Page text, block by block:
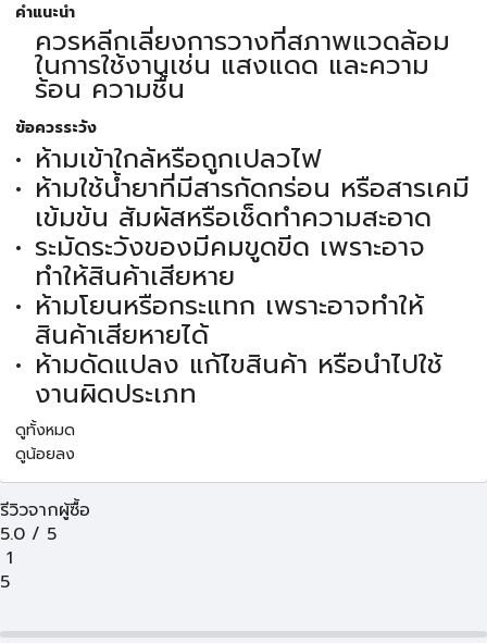
คำแนะนำ
ควรหลีกเลี่ยงการวางที่สภาพแวดล้อม
ในการใช้งานเช่น แสงแดด และความ
ร้อน ความชื้น
ข้อควรระวัง
ห้ามเข้าใกล้หรือถูกเปลวไฟ
ห้ามใช้น้ำยาที่มีสารกัดกร่อน หรือสารเคมี
เข้มข้น สัมผัสหรือเช็ดทำความสะอาด
ระมัดระวังของมีคมขูดขีด เพราะอาจ
ทำให้สินค้าเสียหาย
ห้ามโยนหรือกระแทก เพราะอาจทำให้
สินค้าเสียหายได้
ห้ามดัดแปลง แก้ไขสินค้า หรือนำไปใช้
งานผิดประเภท
ดูทั้งหมด
ดูน้อยลง
รีวิวจากผู้ซื้อ
5.0 / 5
1
5